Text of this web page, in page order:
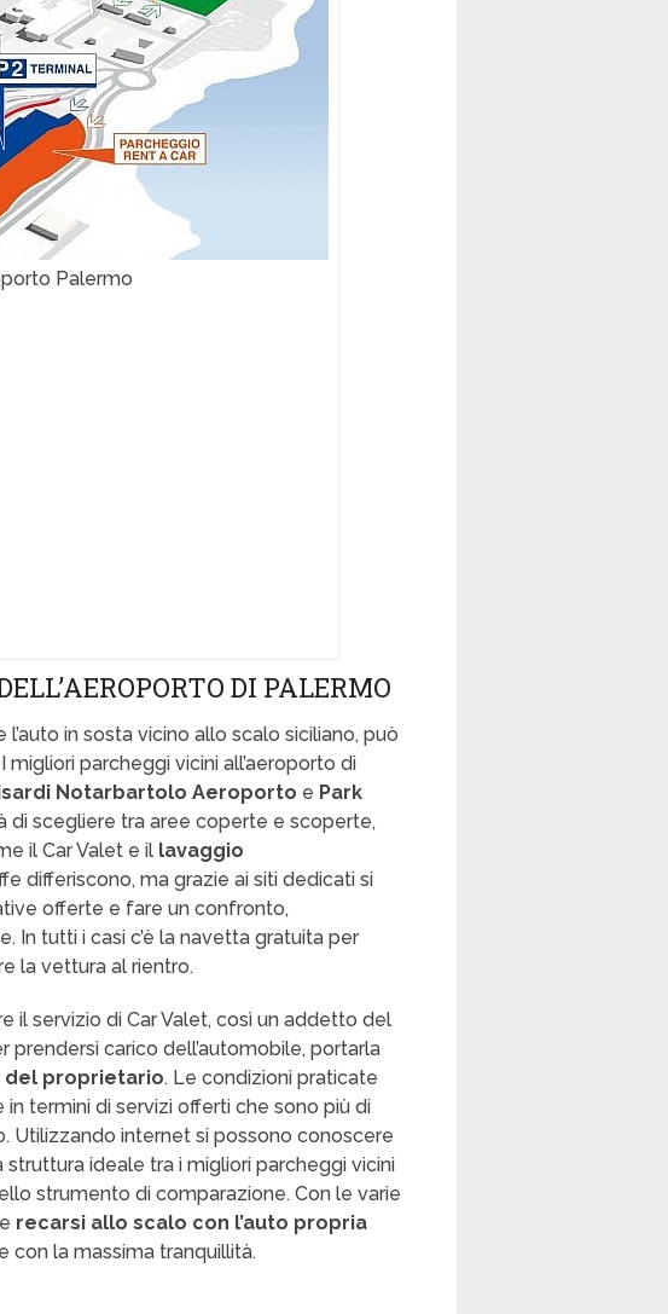
Palermo
DI PALERMO
in sosta vicino allo scalo siciliano, può
parcheggi vicini all’aeroporto di
Notarbartolo Aeroporto e Park
di scegliere tra aree coperte e scoperte,
il Car Valet e il lavaggio
differiscono, ma grazie ai siti dedicati si
offerte e fare un confronto,
In tutti i casi c’è la navetta gratuita per
la vettura al rientro.
il servizio di Car Valet, così un addetto del
prendersi carico dell’automobile, portarla
del proprietario. Le condizioni praticate
termini di servizi offerti che sono più di
Utilizzando internet si possono conoscere
ideale tra i migliori parcheggi vicini
strumento di comparazione. Con le varie
recarsi allo scalo con l’auto propria
con la massima tranquillità.